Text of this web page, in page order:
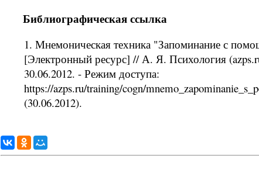
Библиографическая ссылка
1. Мнемоническая техника "Запоминание с
[Электронный ресурс] // А. Я. Психология
30.06.2012. - Режим доступа:
https://azps.ru/training/cogn/
(30.06.2012).